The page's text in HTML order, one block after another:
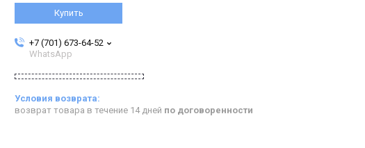
Купить
+7 (701) 673-64-52
WhatsApp
возврат товара в течение 14 дней по договоренности